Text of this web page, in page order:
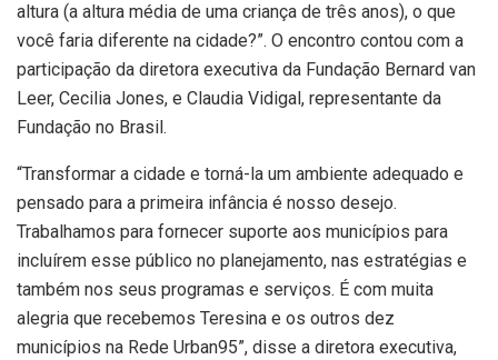
altura (a altura média de uma criança de três anos), o que
você faria diferente na cidade?”. O encontro contou com a
participação da diretora executiva da Fundação Bernard van
Leer, Cecilia Jones, e Claudia Vidigal, representante da
Fundação no Brasil.
“Transformar a cidade e torná-la um ambiente adequado e
pensado para a primeira infância é nosso desejo.
Trabalhamos para fornecer suporte aos municípios para
incluírem esse público no planejamento, nas estratégias e
também nos seus programas e serviços. É com muita
alegria que recebemos Teresina e os outros dez
municípios na Rede Urban95”, disse a diretora executiva,